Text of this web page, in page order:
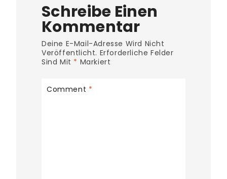
Schreibe Einen
Kommentar
Deine E-Mail-Adresse Wird Nicht
Veröffentlicht. Erforderliche Felder
Sind Mit * Markiert
Comment *